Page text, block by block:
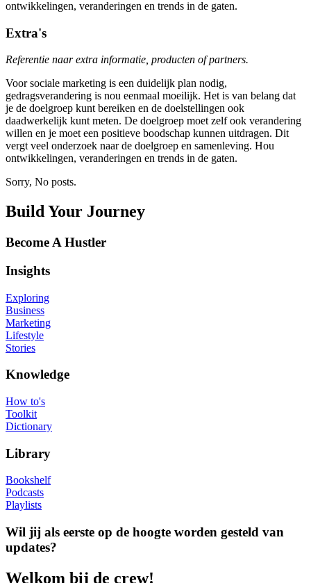
ontwikkelingen, veranderingen en trends in de gaten.
Extra's
Referentie naar extra informatie, producten of partners.
Voor sociale marketing is een duidelijk plan nodig,
gedragsverandering is nou eenmaal moeilijk. Het is van belang dat
je de doelgroep kunt bereiken en de doelstellingen ook
daadwerkelijk kunt meten. De doelgroep moet zelf ook verandering
willen en je moet een positieve boodschap kunnen uitdragen. Dit
vergt veel onderzoek naar de doelgroep en samenleving. Hou
ontwikkelingen, veranderingen en trends in de gaten.
Sorry, No posts.
Build Your Journey
Become A Hustler
Insights
Exploring
Business
Marketing
Lifestyle
Stories
Knowledge
How to's
Toolkit
Dictionary
Library
Bookshelf
Podcasts
Playlists
Wil jij als eerste op de hoogte worden gesteld van
updates?
Welkom bij de crew!